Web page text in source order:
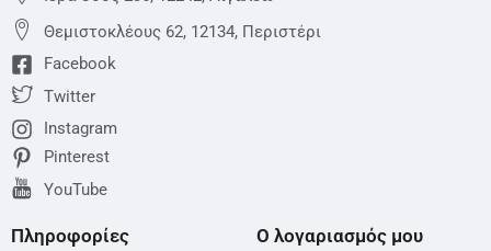
Θεμιστoκλέους 62, 12134, Περιστέρι
Facebook
Twitter
Instagram
Pinterest
YouTube
Πληροφορίες Ο λογαριασμός μου